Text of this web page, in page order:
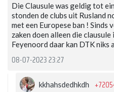
Die Clausule was geldig tot
stonden de clubs uit Rusland
met een Europese ban ! Sinds
zaken doen alleen die
Feyenoord daar kan DTK niks
08-07-2023 23:27
kkhahsdedhkdh